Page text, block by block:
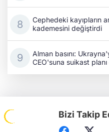
Cephedeki kayıpların
kademesini değiştirdi
Alman basını:
CEO'suna suikast
Bizi Takip